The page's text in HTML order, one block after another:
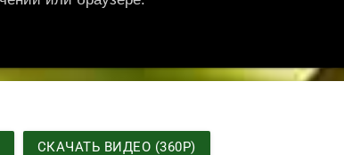
СКАЧАТЬ ВИДЕО (360P)